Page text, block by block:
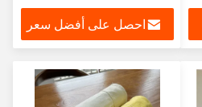
احصل على أفضل سعر